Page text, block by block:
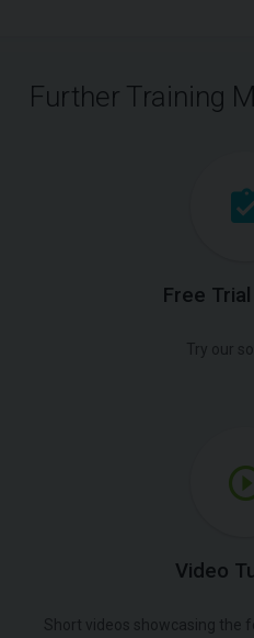
Further Training
Free
Try our
Video
Short videos showcasing the